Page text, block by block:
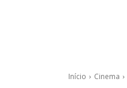
Início Cinema